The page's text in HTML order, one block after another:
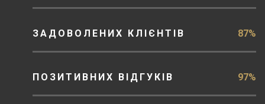
ЗАДОВОЛЕНИХ КЛІЄНТІВ 87%
ПОЗИТИВНИХ ВІДГУКІВ 97%